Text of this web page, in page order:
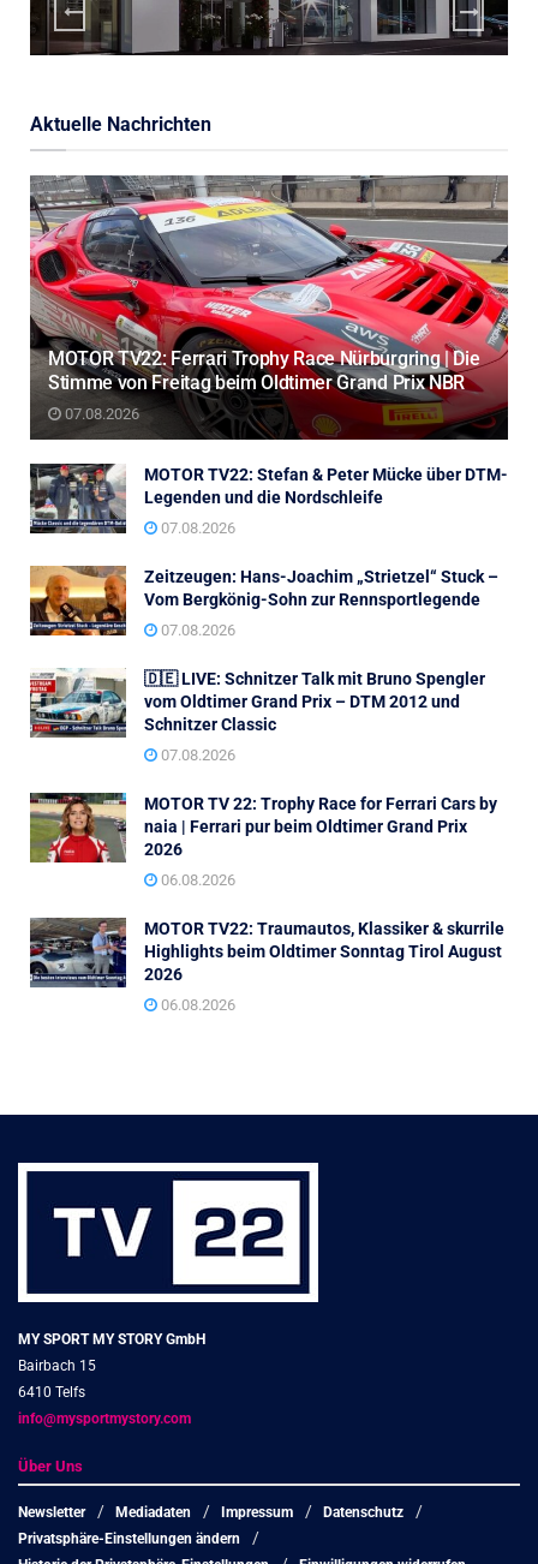
Aktuelle Nachrichten
MOTOR TV22: Ferrari Trophy Race Nürburgring | Die
Stimme von Freitag beim Oldtimer Grand Prix NBR
07.08.2026
MOTOR TV22: Stefan & Peter Mücke über DTM-
Legenden und die Nordschleife
07.08.2026
Zeitzeugen: Hans-Joachim „Strietzel“ Stuck –
Vom Bergkönig-Sohn zur Rennsportlegende
07.08.2026
🇩🇪 LIVE: Schnitzer Talk mit Bruno Spengler
vom Oldtimer Grand Prix – DTM 2012 und
Schnitzer Classic
07.08.2026
MOTOR TV 22: Trophy Race for Ferrari Cars by
naia | Ferrari pur beim Oldtimer Grand Prix
2026
06.08.2026
MOTOR TV22: Traumautos, Klassiker & skurrile
Highlights beim Oldtimer Sonntag Tirol August
2026
06.08.2026
MY SPORT MY STORY GmbH
Bairbach 15
6410 Telfs
info@mysportmystory.com
Über Uns
Newsletter Mediadaten Impressum
Datenschutz
Privatsphäre-Einstellungen ändern